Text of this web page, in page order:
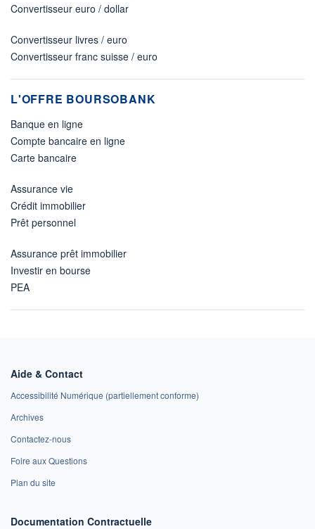
Convertisseur euro / dollar
Convertisseur livres / euro
Convertisseur franc suisse / euro
L'OFFRE BOURSOBANK
Banque en ligne
Compte bancaire en ligne
Carte bancaire
Assurance vie
Crédit immobilier
Prêt personnel
Assurance prêt immobilier
Investir en bourse
PEA
Aide & Contact
Accessibilité Numérique (partiellement conforme)
Archives
Contactez-nous
Foire aux Questions
Plan du site
Documentation Contractuelle